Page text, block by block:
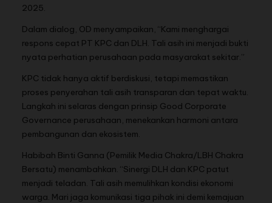
2025.
Dalam dialog, OD menyampaikan, “Kami menghargai
respons cepat PT KPC dan DLH. Tali asih ini menjadi bukti
nyata perhatian perusahaan pada masyarakat sekitar.”
KPC tidak hanya aktif berdiskusi, tetapi memastikan
proses penyerahan tali asih transparan dan tepat waktu.
Langkah ini selaras dengan prinsip Good Corporate
Governance perusahaan, menekankan harmoni antara
pembangunan dan ekosistem.
Habibah Binti Ganna (Pemilik Media Chakra/LBH Chakra
Bersatu) menambahkan. “Sinergi DLH dan KPC patut
menjadi teladan. Tali asih memulihkan kondisi ekonomi
warga. Mari jaga komunikasi tiga pihak ini demi kemajuan